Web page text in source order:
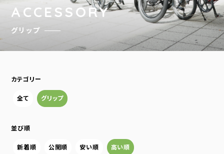
ACCESSORY
グリップ
カテゴリー
全て グリップ
並び順
新着順 公開順 安い順 高い順